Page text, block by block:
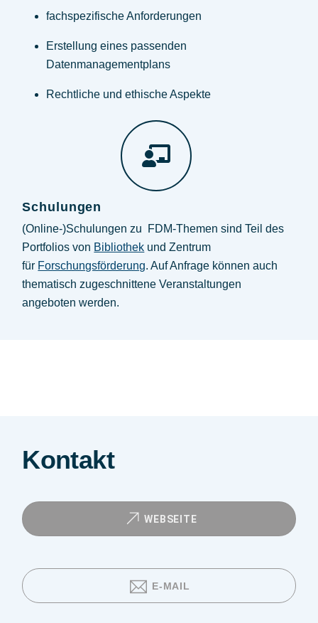
fachspezifische Anforderungen
Erstellung eines passenden
Datenmanagementplans
Rechtliche und ethische Aspekte
Schulungen
(Online-)Schulungen zu FDM-Themen sind Teil des
Portfolios von Bibliothek und Zentrum
für Forschungsförderung. Auf Anfrage können auch
thematisch zugeschnittene Veranstaltungen
angeboten werden.
Kontakt
WEBSEITE
E-MAIL